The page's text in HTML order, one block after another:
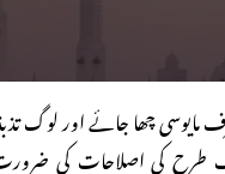
چھا جائے اور لوگ
طرح کی اصلاحات کی